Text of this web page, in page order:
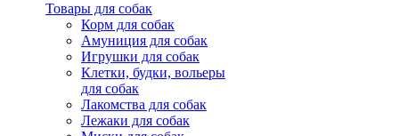
Товары для собак
Корм для собак
Амуниция для собак
Игрушки для собак
Клетки, будки, вольеры
для собак
Лакомства для собак
Лежаки для собак